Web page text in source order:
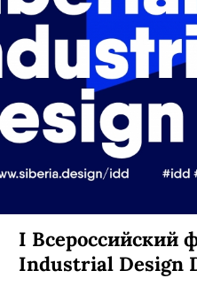
I Всероссийский
Industrial Design